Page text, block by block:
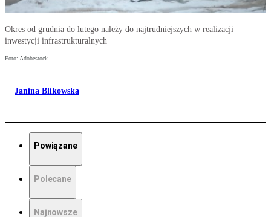
Okres od grudnia do lutego należy do najtrudniejszych w realizacji
inwestycji infrastrukturalnych
Foto: Adobestock
Janina Blikowska
Powiązane
Polecane
Najnowsze